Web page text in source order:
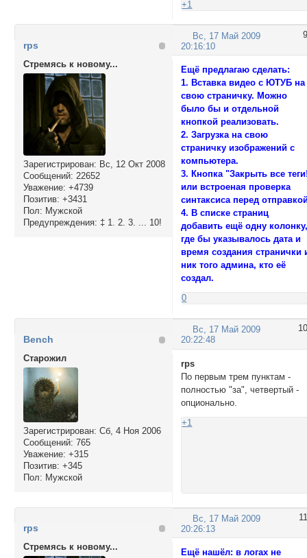
+1
9
Вс, 17 Май 2009
20:16:10
rps
Стремясь к новому...
Зарегистрирован: Вс, 12 Окт 2008
Сообщений: 22652
Уважение: +4739
Позитив: +3431
Пол: Мужской
Предупреждения: ‡ 1. 2. 3. ... 10!
Ещё предлагаю сделать:
1. Вставка видео с ЮТУБ на
свою страничку. Можно
было бы и отдельной
кнопкой реализовать.
2. Загрузка на свою
страничку изображений с
компьютера.
3. Кнопка "Закрыть все
или встроеная проверка
синтаксиса перед
4. В списке страниц
добавить ещё одну
где бы указывалось дата и
время создания странички
ник того админа, кто её
создал.
0
10
Вс, 17 Май 2009
20:22:48
Bench
Cтарожил
Зарегистрирован: Сб, 4 Ноя 2006
Сообщений: 765
Уважение: +315
Позитив: +345
Пол: Мужской
rps
По первым трем пунктам -
полностью "за", четвертый -
опционально.
+1
11
Вс, 17 Май 2009
20:26:13
rps
Стремясь к новому...
Ещё нашёл: в логах не